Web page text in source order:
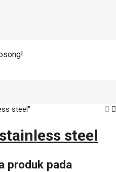
steel"
steel
produk pada